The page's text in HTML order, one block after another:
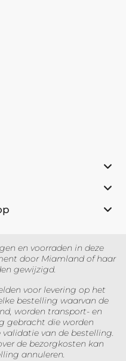
en voorraden in deze
door Miamland of haar
gewijzigd.
voor levering op het
bestelling waarvan de
worden transport- en
gebracht die worden
van de bestelling.
de bezorgkosten kan
annuleren.